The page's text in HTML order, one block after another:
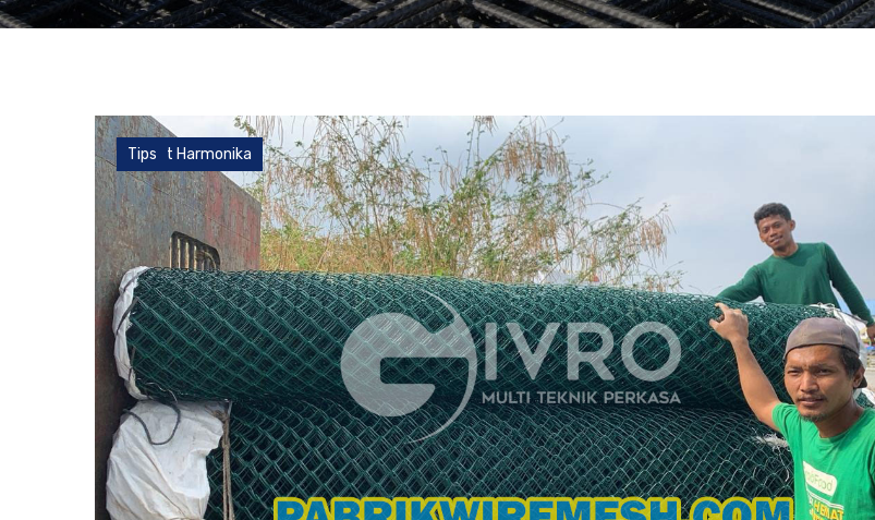
Kawat Harmonika
Tips